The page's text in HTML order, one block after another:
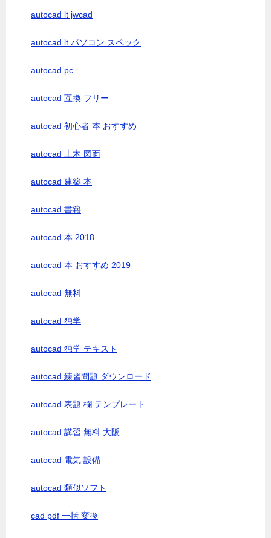
autocad lt jwcad
autocad lt パソコン スペック
autocad pc
autocad 互換 フリー
autocad 初心者 本 おすすめ
autocad 土木 図面
autocad 建築 本
autocad 書籍
autocad 本 2018
autocad 本 おすすめ 2019
autocad 無料
autocad 独学
autocad 独学 テキスト
autocad 練習問題 ダウンロード
autocad 表題 欄 テンプレート
autocad 講習 無料 大阪
autocad 電気 設備
autocad 類似ソフト
cad pdf 一括 変換